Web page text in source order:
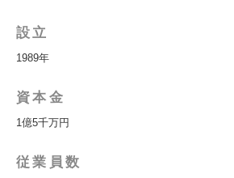
設立
1989年
資本金
1億5千万円
従業員数